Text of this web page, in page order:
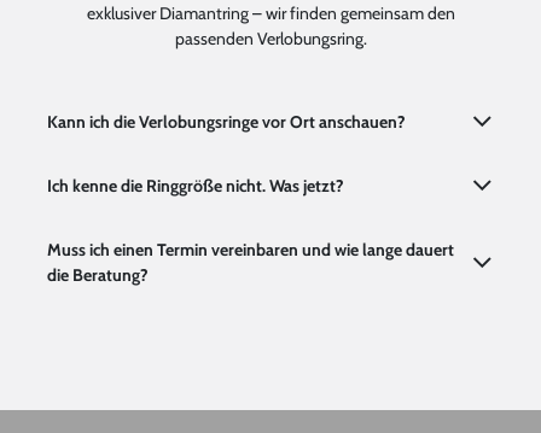
exklusiver Diamantring – wir finden gemeinsam den
passenden Verlobungsring.
Kann ich die Verlobungsringe vor Ort anschauen?
Ich kenne die Ringgröße nicht. Was jetzt?
Muss ich einen Termin vereinbaren und wie lange dauert
die Beratung?